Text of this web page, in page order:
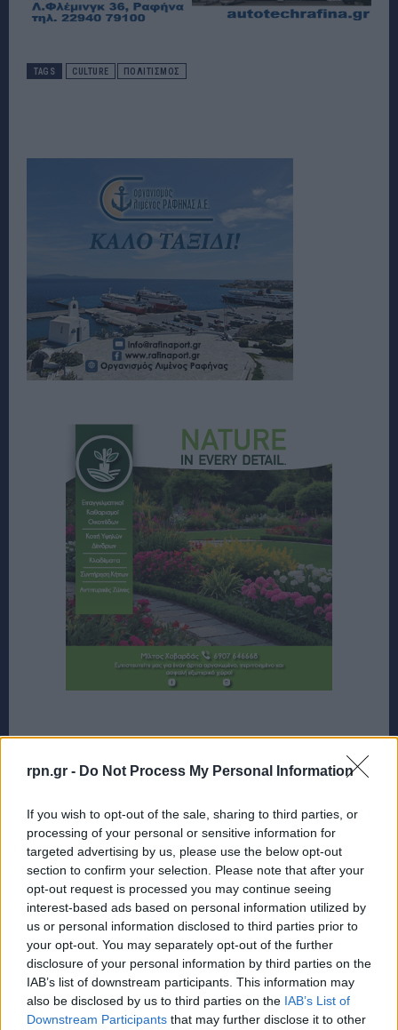
rpn.gr - Do Not Process My Personal Information
If you wish to opt-out of the sale, sharing to third parties, or
processing of your personal or sensitive information for
targeted advertising by us, please use the below opt-out
section to confirm your selection. Please note that after your
opt-out request is processed you may continue seeing
interest-based ads based on personal information utilized by
us or personal information disclosed to third parties prior to
your opt-out. You may separately opt-out of the further
disclosure of your personal information by third parties on the
IAB’s list of downstream participants. This information may
also be disclosed by us to third parties on the IAB’s List of
Downstream Participants that may further disclose it to other
TAGS CULTURE ΠΟΛΙΤΙΣΜΌΣ